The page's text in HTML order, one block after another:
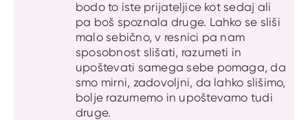
bodo to iste prijateljice kot sedaj ali
pa boš spoznala druge. Lahko se sliši
malo sebično, v resnici pa nam
sposobnost slišati, razumeti in
upoštevati samega sebe pomaga, da
smo mirni, zadovoljni, da lahko slišimo,
bolje razumemo in upoštevamo tudi
druge.